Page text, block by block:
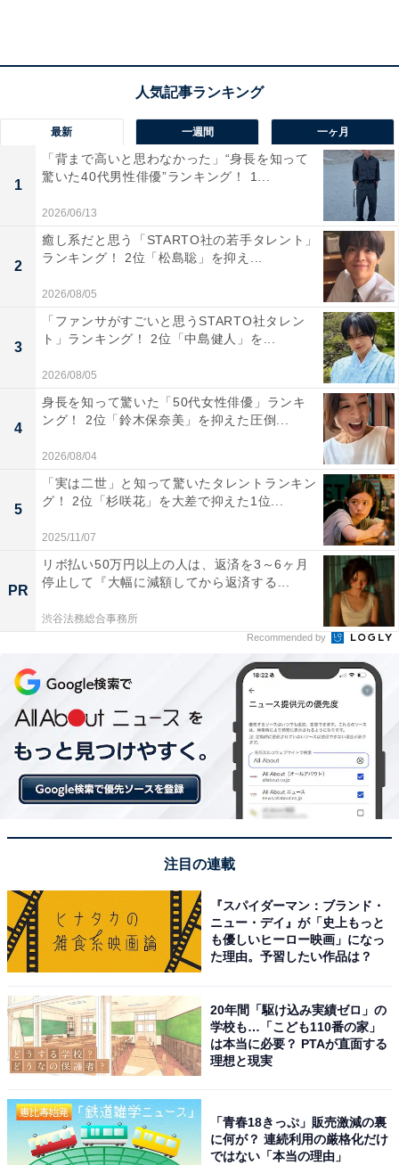
ピスウォーター」のCMキャラクターに就任し、爽やか
な印象とはじけるような笑顔でファンを魅了しました。
映画界では『ゼブラーマン -ゼブラシティの逆襲-』『る
ろうに剣心』などに出演。2015年公開の『俺物語!!』で
は主人公に思いを寄せるヒロインを演じ注目を集めまし
た。2022年には映画『そして、バトンは渡された』で日
本アカデミー賞優秀主演女優賞を獲得。今後ますます活
躍が期待される俳優です。
回答者からは「とにかく明るく元気でかわいい。笑顔や
話し方がとても魅力的で癒される（20代女性／新潟
県）」「インスタライブやバラエティ番組などで明る
く、面白いため好きです（20代女性／山形県）」「めち
ゃくちゃかわいいのに、飾らない感じがある（40代男性
／兵庫県）」などのコメントが寄せられました。
View this post on Instagram
最新 一週間 一ヶ月
1
「背まで高いと思わなかった」“身長を知って
驚いた40代男性俳優”ランキング！ 1...
2026/06/13
2
癒し系だと思う「STARTO社の若手タレント」
ランキング！ 2位「松島聡」を抑え...
2026/08/05
3
「ファンサがすごいと思うSTARTO社タレン
ト」ランキング！ 2位「中島健人」を...
2026/08/05
4
身長を知って驚いた「50代女性俳優」ランキ
ング！ 2位「鈴木保奈美」を抑えた圧倒...
2026/08/04
5
「実は二世」と知って驚いたタレントランキン
グ！ 2位「杉咲花」を大差で抑えた1位...
2025/11/07
PR
リボ払い50万円以上の人は、返済を3～6ヶ月
停止して『大幅に減額してから返済する...
渋谷法務総合事務所
Recommended by
注目の連載
『スパイダーマン：ブランド・
ニュー・デイ』が「史上もっと
も優しいヒーロー映画」になっ
た理由。予習したい作品は？
20年間「駆け込み実績ゼロ」の
学校も…「こども110番の家」
は本当に必要？ PTAが直面する
理想と現実
「青春18きっぷ」販売激減の裏
に何が？ 連続利用の厳格化だけ
ではない「本当の理由」